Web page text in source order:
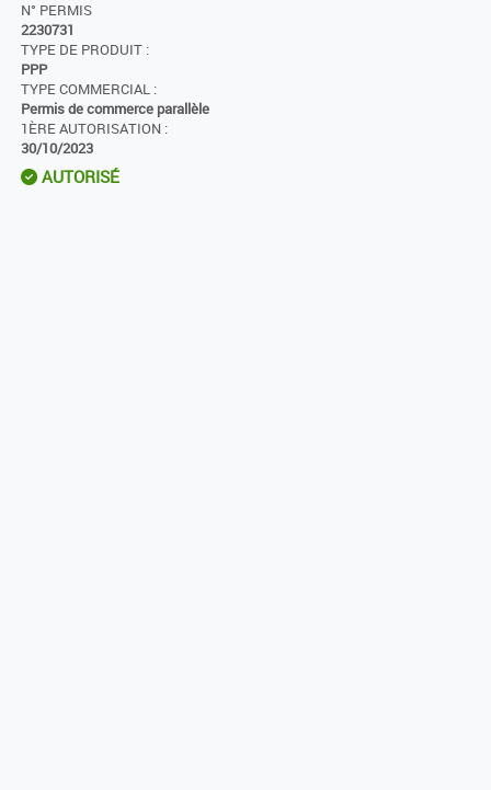
N° PERMIS
2230731
TYPE DE PRODUIT :
PPP
TYPE COMMERCIAL :
Permis de commerce parallèle
1ÈRE AUTORISATION :
30/10/2023
AUTORISÉ